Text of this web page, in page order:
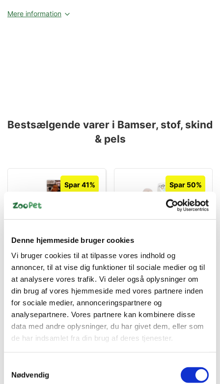
Denne hjemmeside bruger cookies
Vi bruger cookies til at tilpasse vores indhold og
annoncer, til at vise dig funktioner til sociale medier og til
at analysere vores trafik. Vi deler også oplysninger om
din brug af vores hjemmeside med vores partnere inden
for sociale medier, annonceringspartnere og
analysepartnere. Vores partnere kan kombinere disse
data med andre oplysninger, du har givet dem, eller som
de har indsamlet fra din brug af deres tjenester.
Nødvendig
Mere information
Bestsælgende varer i Bamser, stof, skind
& pels
Spar 41%
Ræv L
Standard salgspris DKK
99,95
DKK 59,00
Køb nu
På lager
Spar 50%
Warm bear med pose til
microovn
Standard salgspris DKK
149,95
DKK 75,00
DKK 60,00 ekskl. moms
Køb nu
På lager